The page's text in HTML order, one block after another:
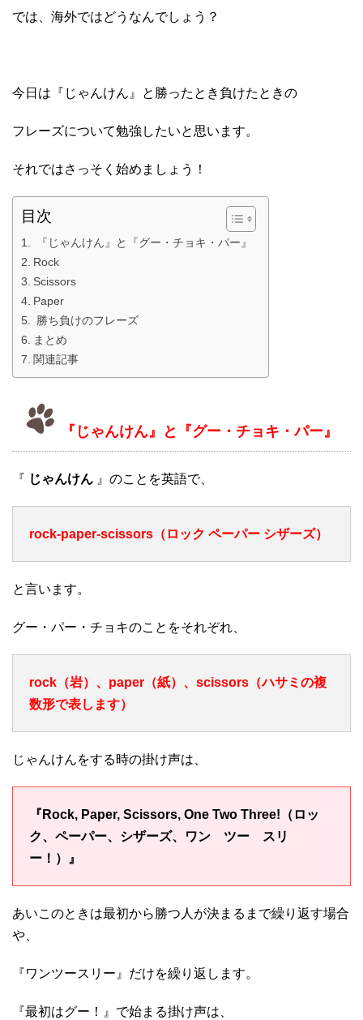
では、海外ではどうなんでしょう？
今日は『じゃんけん』と勝ったとき負けたときの
フレーズについて勉強したいと思います。
それではさっそく始めましょう！
目次
『じゃんけん』と『グー・チョキ・パー』
Rock
Scissors
Paper
勝ち負けのフレーズ
まとめ
関連記事
『じゃんけん』と『グー・チョキ・パー』
『 じゃんけん 』のことを英語で、
rock-paper-scissors（ロック ペーパー シザーズ）
と言います。
グー・パー・チョキのことをそれぞれ、
rock（岩）、paper（紙）、scissors（ハサミの複
数形で表します）
じゃんけんをする時の掛け声は、
『Rock, Paper, Scissors, One Two Three!（ロッ
ク、ペーパー、シザーズ、ワン ツー スリ
ー！）』
あいこのときは最初から勝つ人が決まるまで繰り返す場合
や、
『ワンツースリー』だけを繰り返します。
『最初はグー！』で始まる掛け声は、